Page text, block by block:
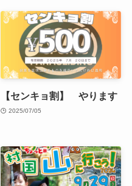
【センキョ割】 やります
2025/07/05